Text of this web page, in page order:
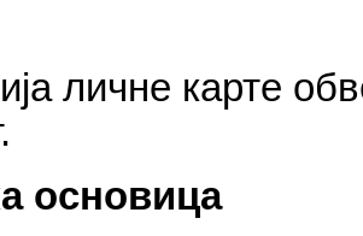
личне карте
основица